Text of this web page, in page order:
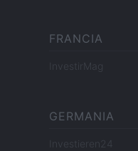
FRANCIA
InvestirMag
GERMANIA
Investieren24